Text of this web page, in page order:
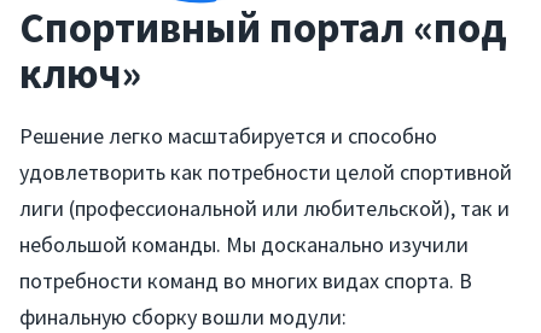
Спортивный портал «под
ключ»
Решение легко масштабируется и способно
удовлетворить как потребности целой спортивной
лиги (профессиональной или любительской), так и
небольшой команды. Мы досканально изучили
потребности команд во многих видах спорта. В
финальную сборку вошли модули: